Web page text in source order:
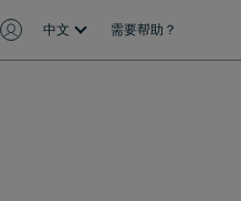
中文 需要帮助？